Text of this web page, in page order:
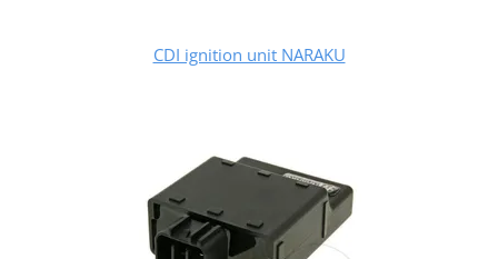
CDI ignition unit NARAKU